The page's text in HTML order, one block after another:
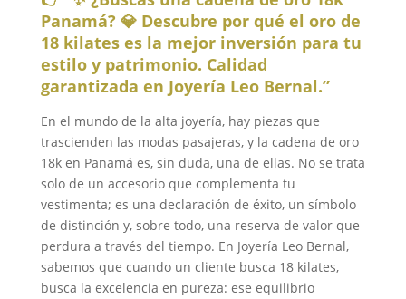
Panamá? 💎 Descubre por qué el oro de
18 kilates es la mejor inversión para tu
estilo y patrimonio. Calidad
garantizada en Joyería Leo Bernal.”
En el mundo de la alta joyería, hay piezas que
trascienden las modas pasajeras, y la cadena de oro
18k en Panamá es, sin duda, una de ellas. No se trata
solo de un accesorio que complementa tu
vestimenta; es una declaración de éxito, un símbolo
de distinción y, sobre todo, una reserva de valor que
perdura a través del tiempo. En Joyería Leo Bernal,
sabemos que cuando un cliente busca 18 kilates,
busca la excelencia en pureza: ese equilibrio